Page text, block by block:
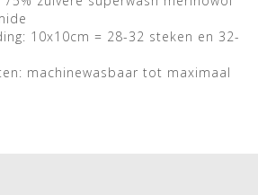
10x10cm = 28-32 steken en 32-
machinewasbaar tot maximaal